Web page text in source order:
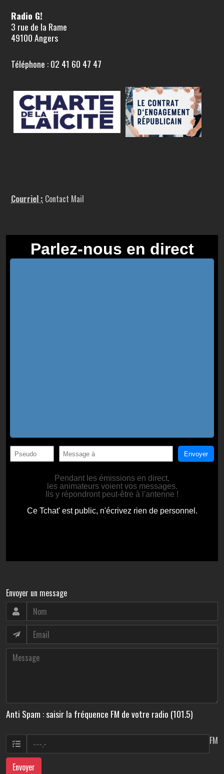
Radio G!
3 rue de la Rame
49100 Angers
Téléphone : 02 41 60 47 47
Courriel : Contact Mail
Envoyer un message
Anti Spam : saisir la fréquence FM de votre radio (101.5)
FM
Envoyer